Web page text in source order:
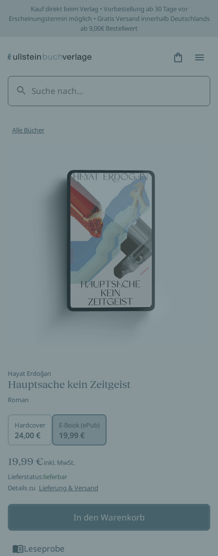
Kauf direkt beim Verlag • Vorbestellung ab 30 Tage vor
Erscheinungstermin möglich • Gratis Versand innerhalb Deutschlands
ab 9,00€ Bestellwert
Hidden
Alle Bücher
Hayat Erdoğan
Hauptsache kein Zeitgeist
Roman
Hardcover
24,00 €
E-Book (ePub)
19,99 €
19,99 €inkl. MwSt.
Lieferstatus:lieferbar
Details zu Lieferung & Versand
In den Warenkorb
Leseprobe